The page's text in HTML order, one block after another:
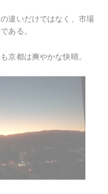
違いだけではなく、市場
ある。
京都は爽やかな快晴。